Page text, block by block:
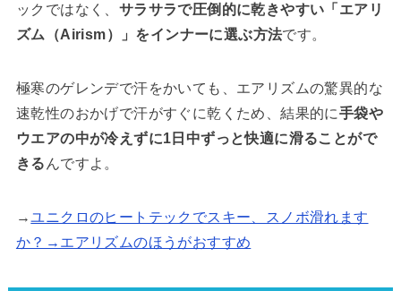
ックではなく、 サラサラで圧倒的に乾きやすい「エアリ
ズム（Airism）」をインナーに選ぶ方法です。
極寒のゲレンデで汗をかいても、エアリズムの驚異的な
速乾性のおかげで汗がすぐに乾くため、結果的に手袋や
ウエアの中が冷えずに1日中ずっと快適に滑ることがで
きる んですよ。
→ユニクロのヒートテックでスキー、スノボ滑れます
か？→エアリズムのほうがおすすめ